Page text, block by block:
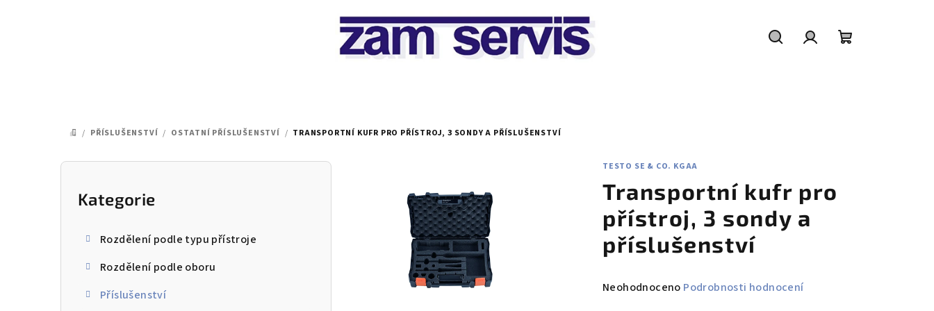
DOMŮ
/ PŘÍSLUŠENSTVÍ / OSTATNÍ PŘÍSLUŠENSTVÍ / TRANSPORTNÍ KUFR PRO PŘÍSTROJ, 3 SONDY A PŘÍSLUŠENSTVÍ
P
Přeskočit
kategorie
Kategorie
Rozdělení podle typu přístroje
Rozdělení podle oboru
Příslušenství
TESTO SE & CO. KGAA
Transportní kufr pro
přístroj, 3 sondy a
příslušenství
Průměrné
Neohodnoceno Podrobnosti hodnocení